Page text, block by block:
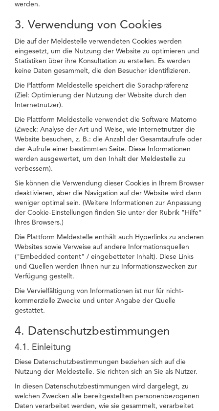
werden.
3. Verwendung von Cookies
Die auf der Meldestelle verwendeten Cookies werden
eingesetzt, um die Nutzung der Website zu optimieren und
Statistiken über ihre Konsultation zu erstellen. Es werden
keine Daten gesammelt, die den Besucher identifizieren.
Die Plattform Meldestelle speichert die Sprachpräferenz
(Ziel: Optimierung der Nutzung der Website durch den
Internetnutzer).
Die Plattform Meldestelle verwendet die Software Matomo
(Zweck: Analyse der Art und Weise, wie Internetnutzer die
Website besuchen, z. B.: die Anzahl der Gesamtaufrufe oder
der Aufrufe einer bestimmten Seite. Diese Informationen
werden ausgewertet, um den Inhalt der Meldestelle zu
verbessern).
Sie können die Verwendung dieser Cookies in Ihrem Browser
deaktivieren, aber die Navigation auf der Website wird dann
weniger optimal sein. (Weitere Informationen zur Anpassung
der Cookie-Einstellungen finden Sie unter der Rubrik "Hilfe"
Ihres Browsers.)
Die Plattform Meldestelle enthält auch Hyperlinks zu anderen
Websites sowie Verweise auf andere Informationsquellen
("Embedded content" / eingebetteter Inhalt). Diese Links
und Quellen werden Ihnen nur zu Informationszwecken zur
Verfügung gestellt.
Die Vervielfältigung von Informationen ist nur für nicht-
kommerzielle Zwecke und unter Angabe der Quelle
gestattet.
4. Datenschutzbestimmungen
4.1. Einleitung
Diese Datenschutzbestimmungen beziehen sich auf die
Nutzung der Meldestelle. Sie richten sich an Sie als Nutzer.
In diesen Datenschutzbestimmungen wird dargelegt, zu
welchen Zwecken alle bereitgestellten personenbezogenen
Daten verarbeitet werden, wie sie gesammelt, verarbeitet